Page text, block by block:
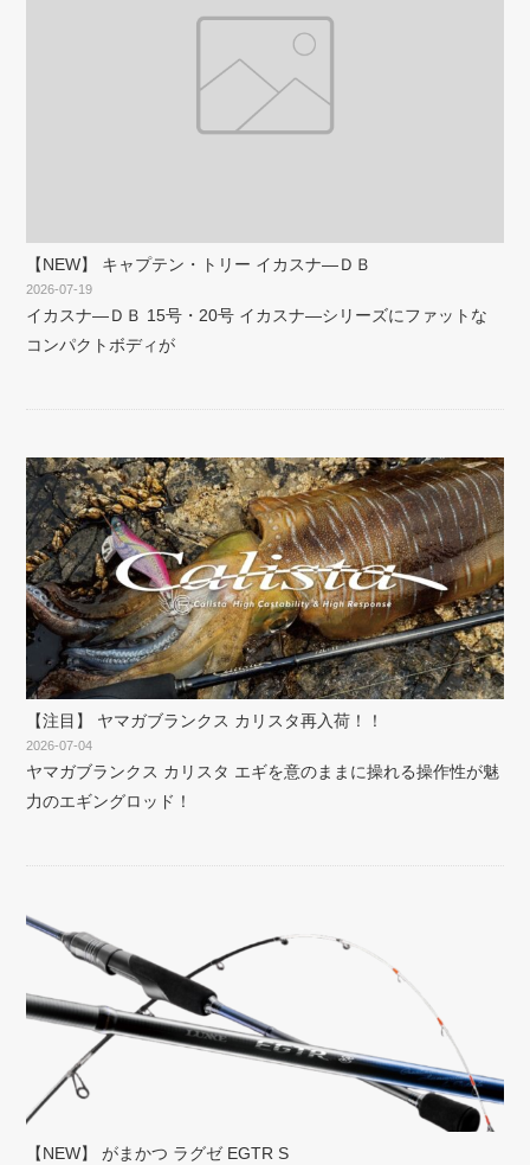
【NEW】 キャプテン・トリー イカスナ―ＤＢ
2026-07-19
イカスナ―ＤＢ 15号・20号 イカスナ―シリーズにファットな
コンパクトボディが
【注目】 ヤマガブランクス カリスタ再入荷！！
2026-07-04
ヤマガブランクス カリスタ エギを意のままに操れる操作性が魅
力のエギングロッド！
【NEW】 がまかつ ラグゼ EGTR S